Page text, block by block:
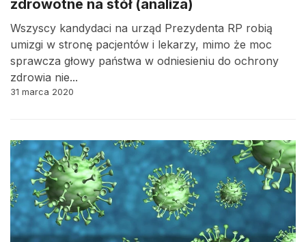
zdrowotne na stół (analiza)
Wszyscy kandydaci na urząd Prezydenta RP robią
umizgi w stronę pacjentów i lekarzy, mimo że moc
sprawcza głowy państwa w odniesieniu do ochrony
zdrowia nie...
31 marca 2020